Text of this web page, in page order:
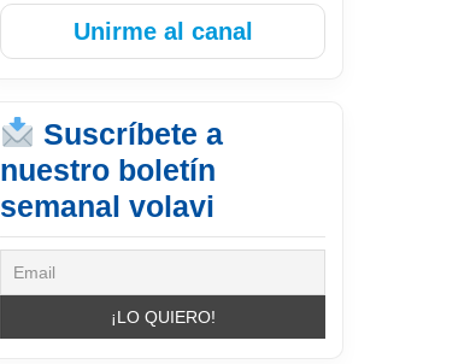
Unirme al canal
Suscríbete a
nuestro boletín
semanal volavi